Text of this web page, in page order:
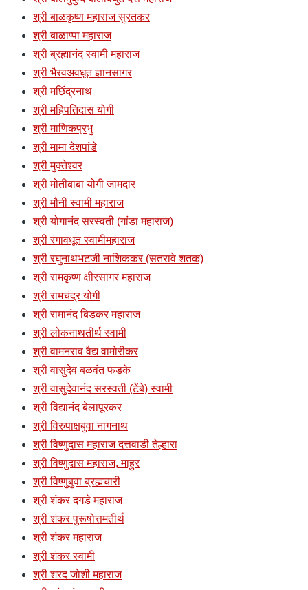
श्री बाळकृष्ण महाराज सुरतकर
श्री बाळाप्पा महाराज
श्री ब्रह्मानंद स्वामी महाराज
श्री भैरवअवधूत ज्ञानसागर
श्री मछिंद्रनाथ
श्री महिपतिदास योगी
श्री माणिकप्रभु
श्री मामा देशपांडे
श्री मुक्तेश्वर
श्री मोतीबाबा योगी जामदार
श्री मौनी स्वामी महाराज
श्री योगानंद सरस्वती (गांडा महाराज)
श्री रंगावधूत स्वामीमहाराज
श्री रघुनाथभटजी नाशिककर (सतरावे शतक)
श्री रामकृष्ण क्षीरसागर महाराज
श्री रामचंद्र योगी
श्री रामानंद बिडकर महाराज
श्री लोकनाथतीर्थ स्वामी
श्री वामनराव वैद्य वामोरीकर
श्री वासुदेव बळवंत फडके
श्री वासुदेवानंद सरस्वती (टेंबे) स्वामी
श्री विद्यानंद बेलापूरकर
श्री विरुपाक्षबुवा नागनाथ
श्री विष्णुदास महाराज दत्तवाडी तेल्हारा
श्री विष्णुदास महाराज, माहुर
श्री विष्णुबुवा ब्रह्मचारी
श्री शंकर दगडे महाराज
श्री शंकर पुरूषोत्तमतीर्थ
श्री शंकर महाराज
श्री शंकर स्वामी
श्री शरद जोशी महाराज